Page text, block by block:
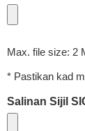
Max. file size: 2
* Pastikan kad
Salinan Sijil